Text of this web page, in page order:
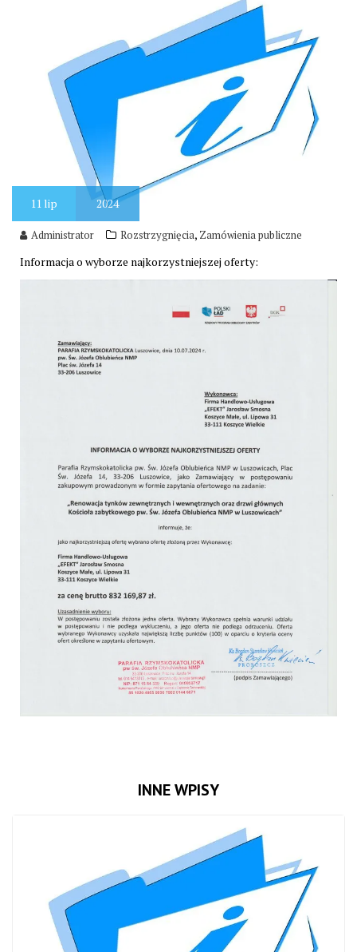
11lip 2024
Administrator Rozstrzygnięcia, Zamówienia publiczne
Informacja o wyborze najkorzystniejszej oferty:
INNE WPISY